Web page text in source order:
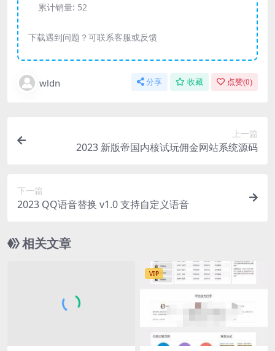
累计销量: 52
下载遇到问题？可联系客服或反馈
wldn 分享 收藏 点赞(0)
上一篇
2023 新版帝国内核试玩佣金网站系统源码
下一篇
2023 QQ语音替换 v1.0 支持自定义语音
相关文章
VIP